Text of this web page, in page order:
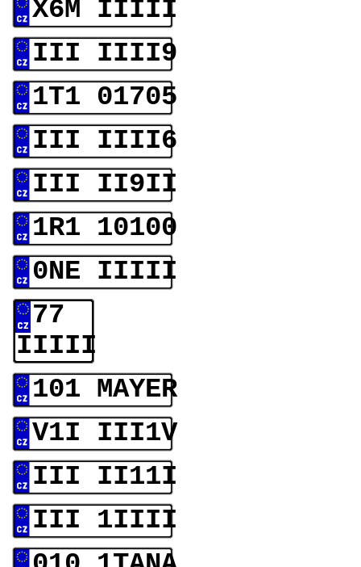
X6M IIIII
III IIII9
1T1 01705
III IIII6
III II9II
1R1 10100
0NE IIIII
77
IIIII
101 MAYER
V1I III1V
III II11I
III 1IIII